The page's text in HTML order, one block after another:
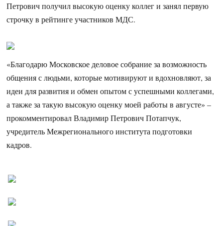
Петрович получил высокую оценку коллег и занял первую
строчку в рейтинге участников МДС.
«Благодарю Московское деловое собрание за возможность
общения с людьми, которые мотивируют и вдохновляют, за
идеи для развития и обмен опытом с успешными коллегами,
а также за такую высокую оценку моей работы в августе» –
прокомментировал Владимир Петрович Потапчук,
учредитель Межрегионального института подготовки
кадров.